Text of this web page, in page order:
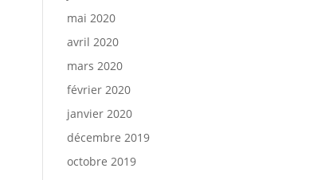
mai 2020
avril 2020
mars 2020
février 2020
janvier 2020
décembre 2019
octobre 2019